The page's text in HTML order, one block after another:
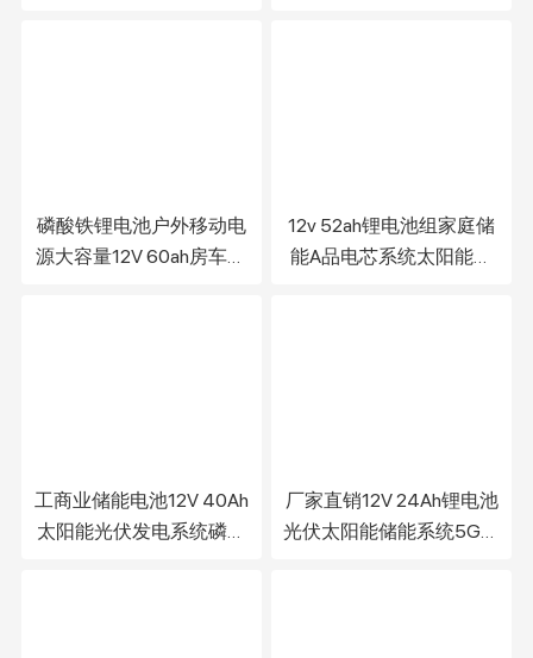
磷酸铁锂电池户外移动电
源大容量12V 60ah房车锂
12v 52ah锂电池组家庭储
能A品电芯系统太阳能发
工商业储能电池12V 40Ah
太阳能光伏发电系统磷酸
厂家直销12V 24Ah锂电池
光伏太阳能储能系统5G通